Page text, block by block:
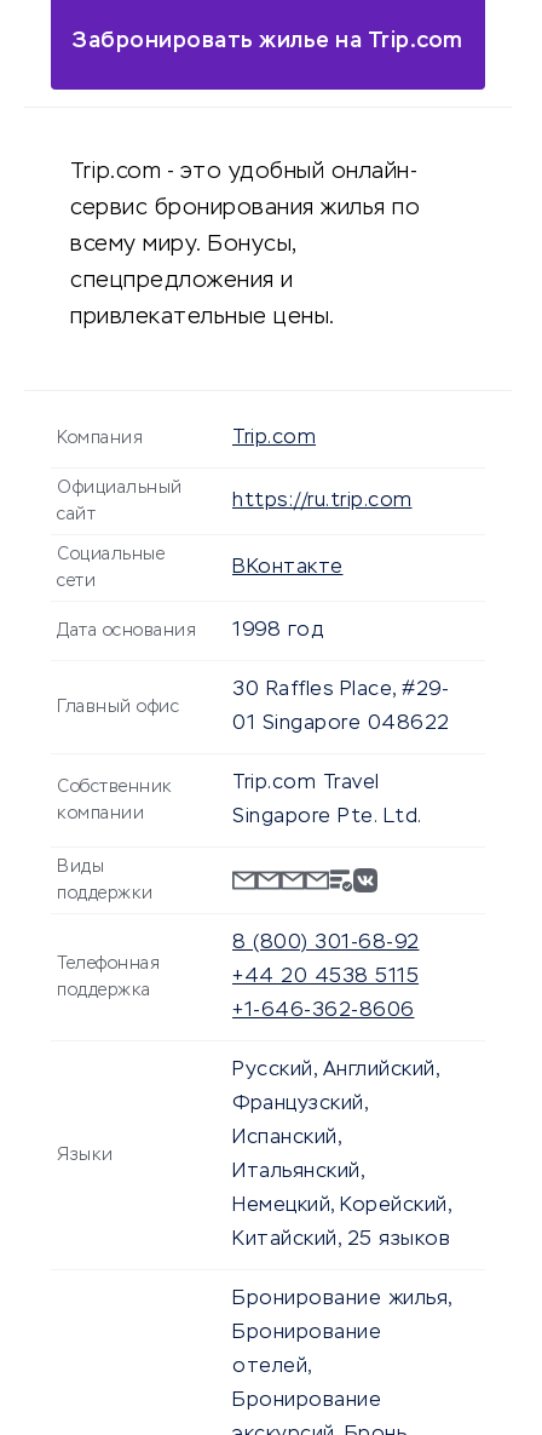
Забронировать жилье на Trip.com
Trip.com - это удобный онлайн-
сервис бронирования жилья по
всему миру. Бонусы,
спецпредложения и
привлекательные цены.
Компания Trip.com
Официальный
сайт
https://ru.trip.com
Социальные
сети
ВКонтакте
Дата основания 1998 год
Главный офис
30 Raffles Place, #29-
01 Singapore 048622
Собственник
компании
Trip.com Travel
Singapore Pte. Ltd.
Виды
поддержки
Телефонная
поддержка
8 (800) 301-68-92
+44 20 4538 5115
+1-646-362-8606
Языки
Русский, Английский,
Французский,
Испанский,
Итальянский,
Немецкий, Корейский,
Китайский, 25 языков
Бронирование жилья,
Бронирование
отелей,
Бронирование